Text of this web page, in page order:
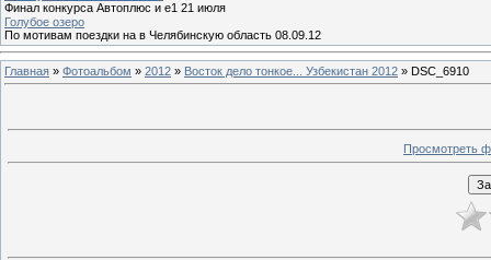
Финал конкурса Автоплюс и е1 21 июля
Голубое озеро
По мотивам поездки на в Челябинскую область 08.09.12
Главная » Фотоальбом » 2012 » Восток дело тонкое... Узбекистан 2012 » DSC_6910
Просмотреть